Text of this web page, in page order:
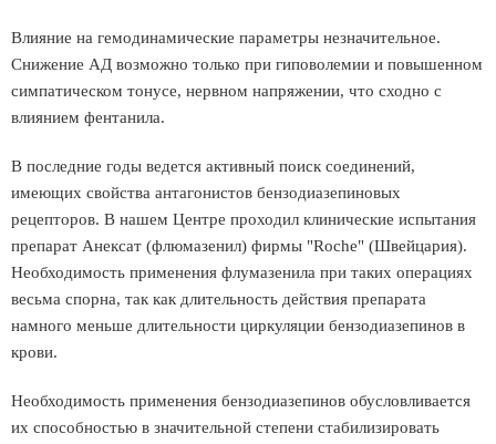
Влияние на гемодинамические параметры незначительное.
Снижение АД возможно только при гиповолемии и повышенном
симпатическом тонусе, нервном напряжении, что сходно с
влиянием фентанила.
В последние годы ведется активный поиск соединений,
имеющих свойства антагонистов бензодиазепиновых
рецепторов. В нашем Центре проходил клинические испытания
препарат Анексат (флюмазенил) фирмы "Roche" (Швейцария).
Необходимость применения флумазенила при таких операциях
весьма спорна, так как длительность действия препарата
намного меньше длительности циркуляции бензодиазепинов в
крови.
Необходимость применения бензодиазепинов обусловливается
их способностью в значительной степени стабилизировать